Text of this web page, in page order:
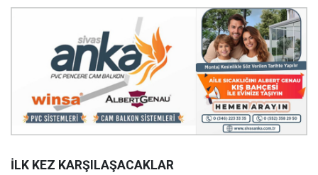
İLK KEZ KARŞILAŞACAKLAR